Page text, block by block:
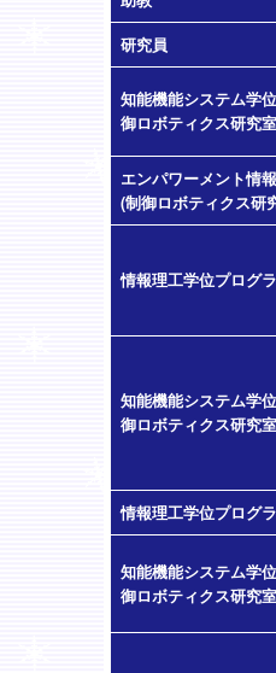
研究員
知能機能システム学
御ロボティクス研究
エンパワーメント情
(制御ロボティクス研
情報理工学位プログ
知能機能システム学
御ロボティクス研究
情報理工学位プログ
知能機能システム学
御ロボティクス研究